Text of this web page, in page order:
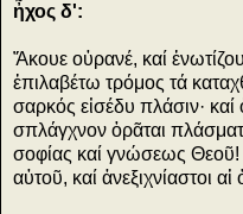
ἦχος δ':
Ἄκουε οὐρανέ, καί
ἐπιλαβέτω τρόμος τά
σαρκός εἰσέδυ πλάσιν· καί
σπλάγχνον ὁρᾶται
σοφίας καί γνώσεως Θεοῦ!
αὐτοῦ, καί ἀνεξιχνίαστοι αἱ